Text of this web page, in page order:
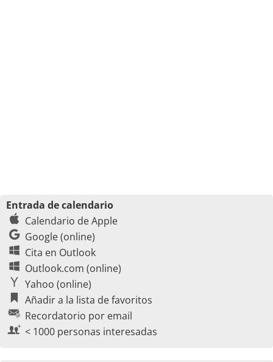
Entrada de calendario
Calendario de Apple
Google (online)
Cita en Outlook
Outlook.com (online)
Yahoo (online)
Añadir a la lista de favoritos
Recordatorio por email
< 1000 personas interesadas